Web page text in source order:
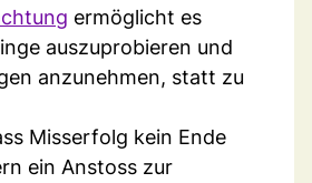
ermöglicht es
auszuprobieren und
anzunehmen, statt zu
Misserfolg kein Ende
ein Anstoss zur